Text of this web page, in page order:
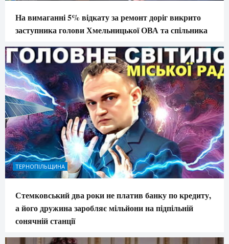
На вимаганні 5% відкату за ремонт доріг викрито
заступника голови Хмельницької ОВА та спільника
ТЕРНОПІЛЬЩИНА
Стемковський два роки не платив банку по кредиту,
а його дружина заробляє мільйони на підпільній
сонячній станції